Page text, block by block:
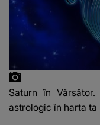
Saturn în
astrologic în harta ta